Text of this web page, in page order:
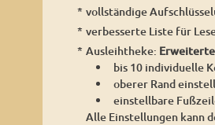
* vollständige
* verbesserte Liste für
* Ausleihtheke:
bis 10 individuelle
oberer Rand
einstellbare
Alle Einstellungen kann